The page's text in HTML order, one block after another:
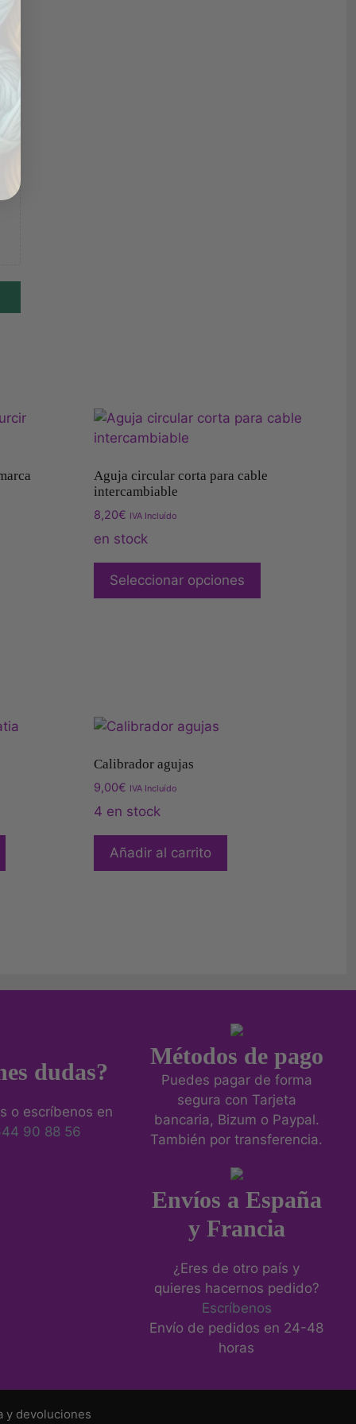
Aguja circular corta para cable
intercambiable
8,20€ IVA Incluído
en stock
Seleccionar opciones
Calibrador agujas
9,00€ IVA Incluído
4 en stock
Añadir al carrito
dudas?
o escríbenos en
90 88 56
Métodos de pago
Puedes pagar de forma
segura con Tarjeta
bancaria, Bizum o Paypal.
También por transferencia.
Envíos a España
y Francia
¿Eres de otro país y
quieres hacernos pedido?
Escríbenos
Envío de pedidos en 24-48
horas
y devoluciones